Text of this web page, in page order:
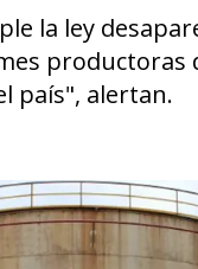
la ley
productoras
país", alertan.